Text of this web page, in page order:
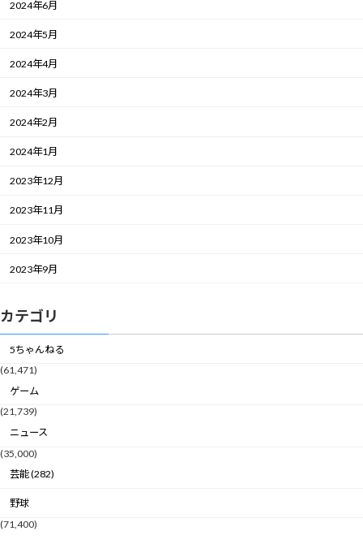
2024年6月
2024年5月
2024年4月
2024年3月
2024年2月
2024年1月
2023年12月
2023年11月
2023年10月
2023年9月
カテゴリ
5ちゃんねる
(61,471)
ゲーム
(21,739)
ニュース
(35,000)
芸能 (282)
野球
(71,400)